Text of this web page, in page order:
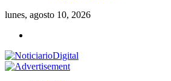
lunes, agosto 10, 2026